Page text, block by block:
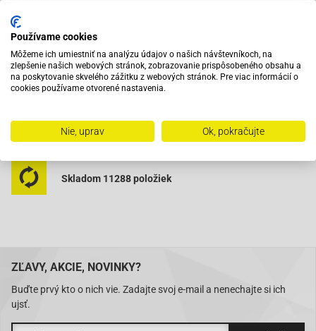
Vybavený servis s odborným vyškoleným personálom
Pri objednaní do 12:00 tovar zajtra u vás
Na trhu od roku 2007
Skladom 11288 položiek
ZĽAVY, AKCIE, NOVINKY?
Buďte prvý kto o nich vie. Zadajte svoj e-mail a nenechajte si ich
ujsť.
Používame cookies
Môžeme ich umiestniť na analýzu údajov o našich návštevníkoch, na
zlepšenie našich webových stránok, zobrazovanie prispôsobeného obsahu a
na poskytovanie skvelého zážitku z webových stránok. Pre viac informácií o
cookies používame otvorené nastavenia.
Nie, uprav Ok, pokračujte